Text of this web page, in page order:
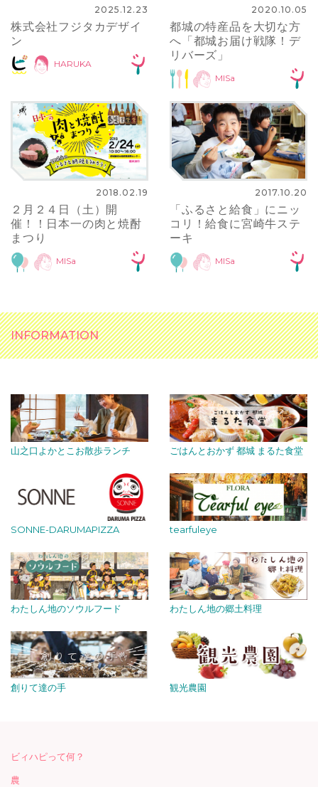
2025.12.23
株式会社フジタカデザイ
ン
HARUKA
2020.10.05
都城の特産品を大切な方
へ「都城お届け戦隊！デ
リバーズ」
MISa
2018.02.19
２月２４日（土）開
催！！日本一の肉と焼酎
まつり
MISa
2017.10.20
「ふるさと給食」にニッ
コリ！給食に宮崎牛ステ
ーキ
MISa
INFORMATION
山之口よかとこお散歩ランチ ごはんとおかず 都城 まるた食堂
SONNE-DARUMAPIZZA tearfuleye
わたしん地のソウルフード わたしん地の郷土料理
創りて達の手 観光農園
ビィハピって何？
農